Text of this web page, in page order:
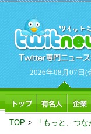
2026年08月07日(
TOP > 「もっと、つ